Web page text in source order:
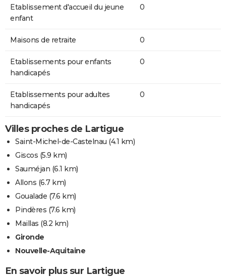
Etablissement d'accueil du jeune
enfant
0
Maisons de retraite 0
Etablissements pour enfants
handicapés
0
Etablissements pour adultes
handicapés
0
Villes proches de Lartigue
Saint-Michel-de-Castelnau (4.1 km)
Giscos (5.9 km)
Sauméjan (6.1 km)
Allons (6.7 km)
Goualade (7.6 km)
Pindères (7.6 km)
Maillas (8.2 km)
Gironde
Nouvelle-Aquitaine
En savoir plus sur Lartigue